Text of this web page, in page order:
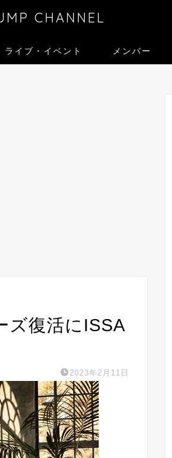
CHANNEL
ライブ・イベント メンバー
ズ復活にISSA
2023年2月11日